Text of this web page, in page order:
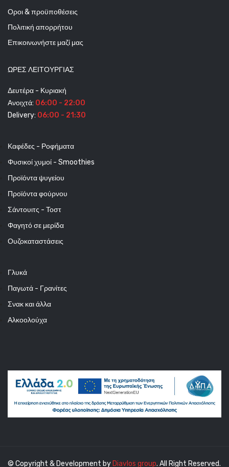
Οροι & προϋποθέσεις
Πολιτική απορρήτου
Επικοινωνήστε μαζί μας
ΩΡΕΣ ΛΕΙΤΟΥΡΓΊΑΣ
Δευτέρα - Κυριακή
Ανοιχτά: 06:00 - 22:00
Delivery: 06:00 - 21:30
Καφέδες - Ροφήματα
Φυσικοί χυμοί - Smoothies
Προϊόντα ψυγείου
Προϊόντα φούρνου
Σάντουιτς - Τοστ
Φαγητό σε μερίδα
Ουζοκαταστάσεις
Γλυκά
Παγωτά - Γρανίτες
Σνακ και άλλα
Αλκοολούχα
© Copyright & Development by Diavlos group. All Right Reserved.